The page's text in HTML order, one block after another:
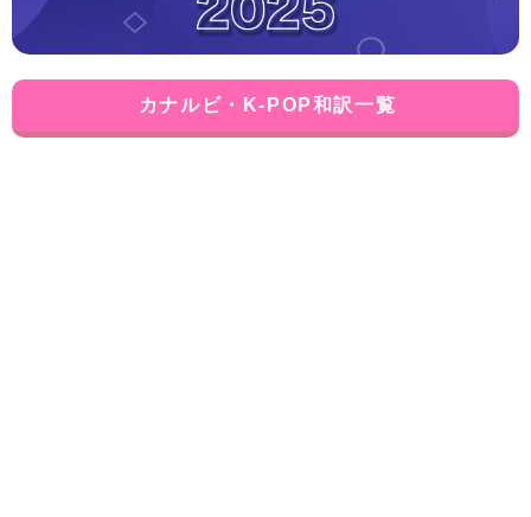
カナルビ・K-POP和訳一覧